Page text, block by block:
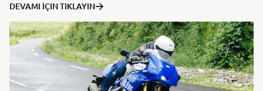
DEVAMI İÇIN TIKLAYIN